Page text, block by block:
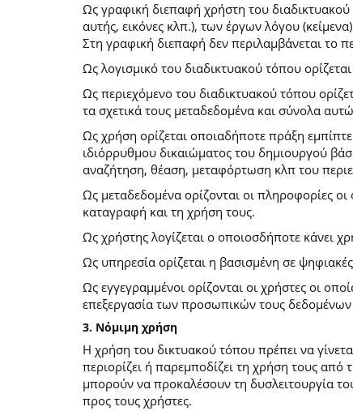
Ως γραφική διεπαφή χρήστη του
αυτής, εικόνες κλπ.), των έργων λόγου
Στη γραφική διεπαφή δεν περιλαμβάνεται το
Ως λογισμικό του διαδικτυακού τόπου
Ως περιεχόμενο του διαδικτυακού τόπου
τα σχετικά τους μεταδεδομένα και σύνολα
Ως χρήση ορίζεται οποιαδήποτε πράξη
ιδιόρρυθμου δικαιώματος του δημιουργού
αναζήτηση, θέαση, μεταφόρτωση κλπ του
Ως μεταδεδομένα ορίζονται οι πληροφορίες
καταγραφή και τη χρήση τους.
Ως χρήστης λογίζεται ο οποιοσδήποτε κάνει
Ως υπηρεσία ορίζεται η βασισμένη σε
Ως εγγεγραμμένοι ορίζονται οι χρήστες οι
επεξεργασία των προσωπικών τους
3. Νόμιμη χρήση
Η χρήση του δικτυακού τόπου πρέπει να
περιορίζει ή παρεμποδίζει τη χρήση τους
μπορούν να προκαλέσουν τη δυσλειτουργία
προς τους χρήστες.